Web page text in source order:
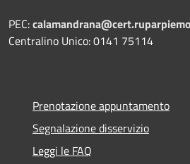
PEC:
Centralino Unico: 0141 75114
Prenotazione appuntamento
Segnalazione disservizio
Leggi le FAQ